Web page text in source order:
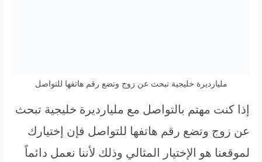
مليارديرة خليجية تبحث عن زوج وتضع رقم هاتفها للتواصل
إذا كنت مهتم بالتواصل مع مليارديرة خليجية تبحث
عن زوج وتضع رقم هاتفها للتواصل فإن إختيارك
لموقعنا هو الإختيار المثالي وذلك لأننا نعمل دائماً